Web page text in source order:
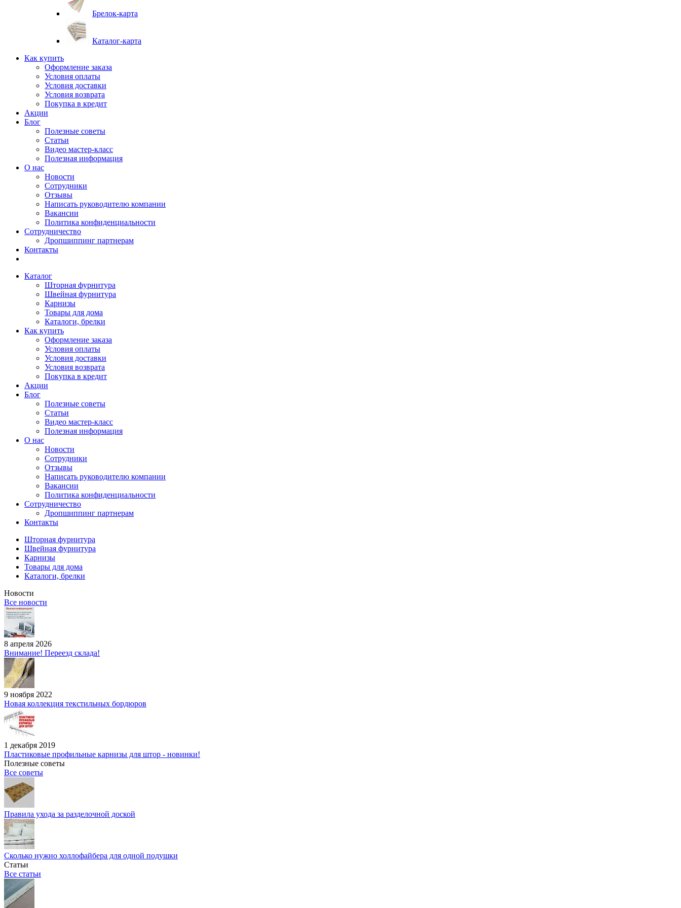
Брелок-карта
Каталог-карта
Как купить
Оформление заказа
Условия оплаты
Условия доставки
Условия возврата
Покупка в кредит
Акции
Блог
Полезные советы
Статьи
Видео мастер-класс
Полезная информация
О нас
Новости
Сотрудники
Отзывы
Написать руководителю компании
Вакансии
Политика конфиденциальности
Сотрудничество
Дропшиппинг партнерам
Контакты
Каталог
Шторная фурнитура
Швейная фурнитура
Карнизы
Товары для дома
Каталоги, брелки
Как купить
Оформление заказа
Условия оплаты
Условия доставки
Условия возврата
Покупка в кредит
Акции
Блог
Полезные советы
Статьи
Видео мастер-класс
Полезная информация
О нас
Новости
Сотрудники
Отзывы
Написать руководителю компании
Вакансии
Политика конфиденциальности
Сотрудничество
Дропшиппинг партнерам
Контакты
Шторная фурнитура
Швейная фурнитура
Карнизы
Товары для дома
Каталоги, брелки
Новости
Все новости
8 апреля 2026
Внимание! Переезд склада!
9 ноября 2022
Новая коллекция текстильных бордюров
1 декабря 2019
Пластиковые профильные карнизы для штор - новинки!
Полезные советы
Все советы
Правила ухода за разделочной доской
Сколько нужно холлофайбера для одной подушки
Статьи
Все статьи